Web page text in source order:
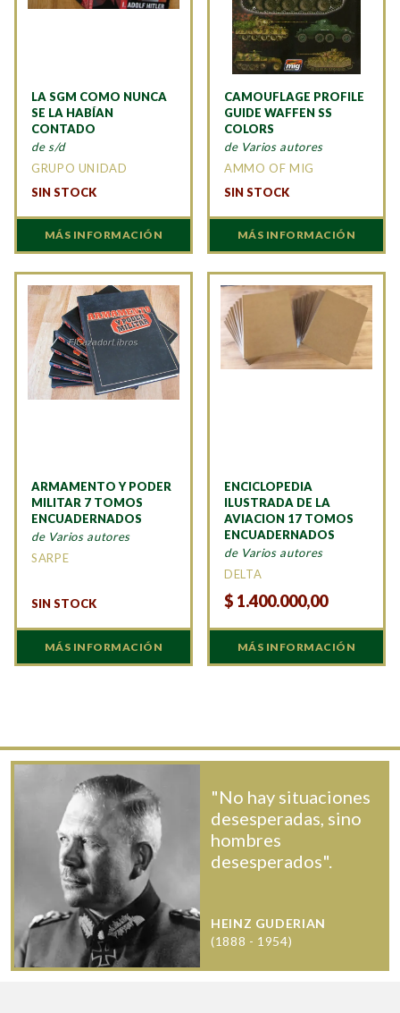
LA SGM COMO NUNCA
SE LA HABÍAN
CONTADO
de s/d
GRUPO UNIDAD
SIN STOCK
MÁS INFORMACIÓN
CAMOUFLAGE PROFILE
GUIDE WAFFEN SS
COLORS
de Varios autores
AMMO OF MIG
SIN STOCK
MÁS INFORMACIÓN
ARMAMENTO Y PODER
MILITAR 7 TOMOS
ENCUADERNADOS
de Varios autores
SARPE
SIN STOCK
MÁS INFORMACIÓN
ENCICLOPEDIA
ILUSTRADA DE LA
AVIACION 17 TOMOS
ENCUADERNADOS
de Varios autores
DELTA
$ 1.400.000,00
MÁS INFORMACIÓN
"No hay situaciones
desesperadas, sino
hombres
desesperados".
HEINZ GUDERIAN
(1888 - 1954)